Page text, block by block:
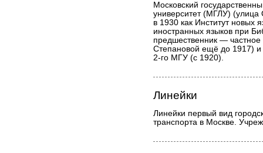
Московский
университет (МГЛУ) (улица
в 1930 как Институт
иностранных языков при
предшественник —
Степановой ещё до 1917) и
2-го МГУ (с 1920).
Линейки
Линейки первый вид
транспорта в Москве.